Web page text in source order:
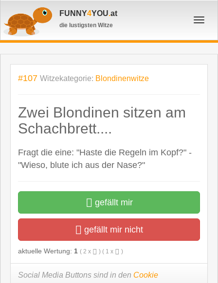
FUNNY4YOU.at
die lustigsten Witze
#107 Witzekategorie: Blondinenwitze
Zwei Blondinen sitzen am
Schachbrett....
Fragt die eine: "Haste die Regeln im Kopf?" -
"Wieso, blute ich aus der Nase?"
gefällt mir
gefällt mir nicht
aktuelle Wertung: 1 ( 2 x ) ( 1 x )
Social Media Buttons sind in den Cookie